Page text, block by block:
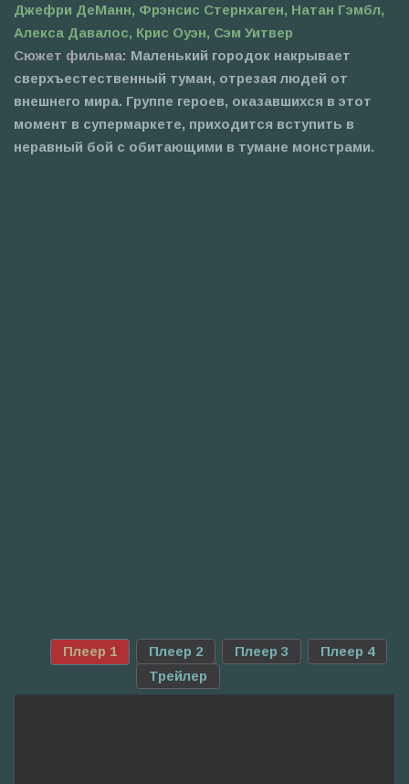
Джефри ДеМанн, Фрэнсис Стернхаген, Натан Гэмбл,
Алекса Давалос, Крис Оуэн, Сэм Уитвер
Сюжет фильма: Маленький городок накрывает
сверхъестественный туман, отрезая людей от
внешнего мира. Группе героев, оказавшихся в этот
момент в супермаркете, приходится вступить в
неравный бой с обитающими в тумане монстрами.
Плеер 1 Плеер 2 Плеер 3
Плеер 4
Трейлер